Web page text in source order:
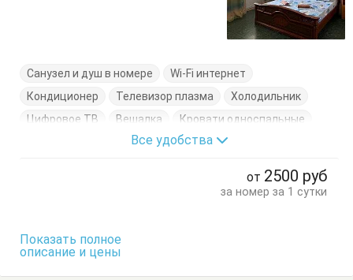
Санузел и душ в номере
Wi-Fi интернет
Кондиционер
Телевизор плазма
Холодильник
Цифровое ТВ
Вешалка
Кровати односпальные
Кровать двуспальная
Стол Тумбочки
Все удобства
от 2500 руб
за номер за 1 сутки
Показать полное
описание и цены